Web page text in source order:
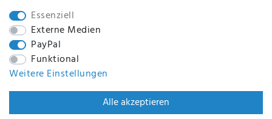
WIR VERSENDEN MIT
WIR SIND ZERTIFIZIERT DURCH
Essenziell
Externe Medien
PayPal
Funktional
Weitere Einstellungen
Alle akzeptieren